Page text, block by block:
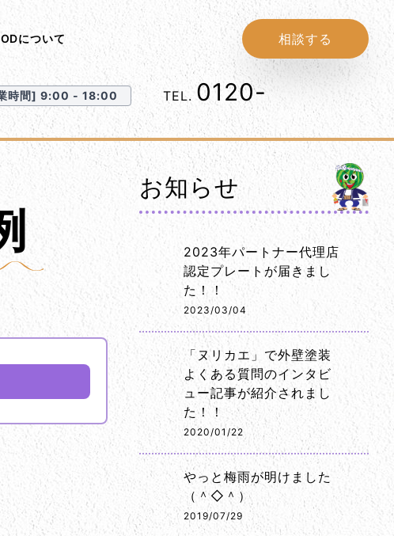
について 相談する
時間] 9:00 - 18:00 TEL. 0120- 1152-86
事
お知らせ
2023年パートナー代理店
認定プレートが届きまし
た！！
2023/03/04
「ヌリカエ」で外壁塗装
よくある質問のインタビ
ュー記事が紹介されまし
た！！
2020/01/22
やっと梅雨が明けました
（＾◇＾）
2019/07/29